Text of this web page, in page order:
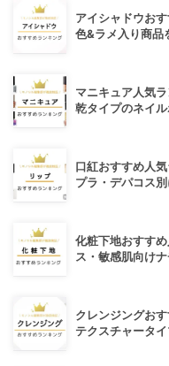
アイシャドウお
色&ラメ入り商品
マニキュア人気
乾タイプのネイ
口紅おすすめ人
プラ・デパコス別
化粧下地おすす
ス・敏感肌向け
クレンジングお
テクスチャータイ